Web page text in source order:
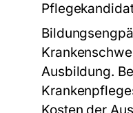
Ausbildung.